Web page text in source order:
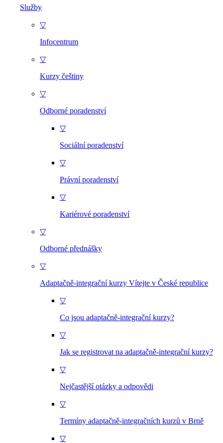
Služby
▽
Infocentrum
▽
Kurzy češtiny
▽
Odborné poradenství
▽
Sociální poradenství
▽
Právní poradenství
▽
Kariérové poradenství
▽
Odborné přednášky
▽
Adaptačně-integrační kurzy Vítejte v České republice
▽
Co jsou adaptačně-integrační kurzy?
▽
Jak se registrovat na adaptačně-integrační kurzy?
▽
Nejčastější otázky a odpovědi
▽
Termíny adaptačně-integračních kurzů v Brně
▽